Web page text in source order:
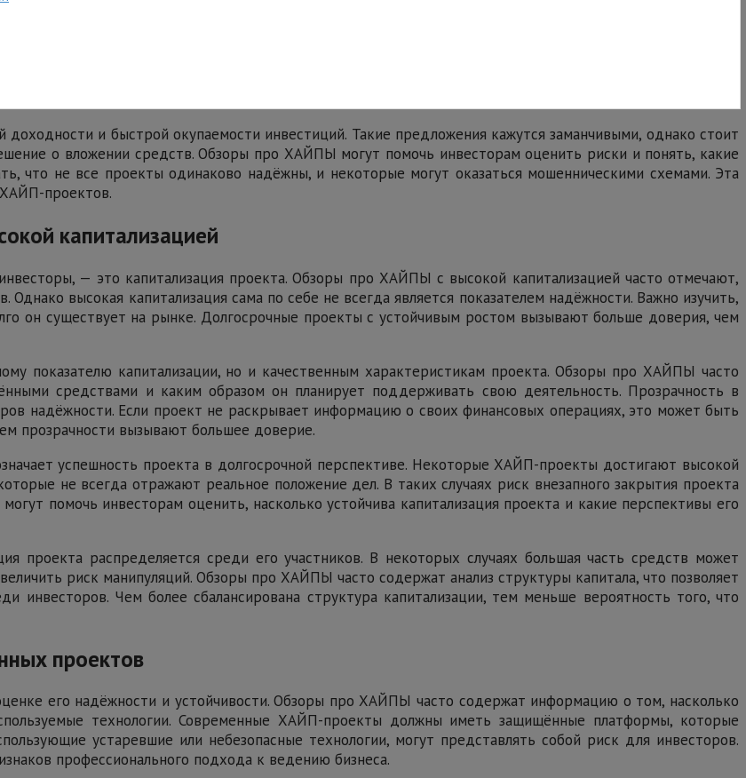
и быстрой окупаемости инвестиций. Такие предложения кажутся заманчивыми, однако стоит
о вложении средств. Обзоры про ХАЙПЫ могут помочь инвесторам оценить риски и понять, какие
что не все проекты одинаково надёжны, и некоторые могут оказаться мошенническими схемами. Эта
проектов.
капитализацией
— это капитализация проекта. Обзоры про ХАЙПЫ с высокой капитализацией часто отмечают,
высокая капитализация сама по себе не всегда является показателем надёжности. Важно изучить,
он существует на рынке. Долгосрочные проекты с устойчивым ростом вызывают больше доверия, чем
показателю капитализации, но и качественным характеристикам проекта. Обзоры про ХАЙПЫ часто
средствами и каким образом он планирует поддерживать свою деятельность. Прозрачность в
надёжности. Если проект не раскрывает информацию о своих финансовых операциях, это может быть
прозрачности вызывают большее доверие.
успешность проекта в долгосрочной перспективе. Некоторые ХАЙП-проекты достигают высокой
не всегда отражают реальное положение дел. В таких случаях риск внезапного закрытия проекта
помочь инвесторам оценить, насколько устойчива капитализация проекта и какие перспективы его
проекта распределяется среди его участников. В некоторых случаях большая часть средств может
риск манипуляций. Обзоры про ХАЙПЫ часто содержат анализ структуры капитала, что позволяет
инвесторов. Чем более сбалансирована структура капитализации, тем меньше вероятность того, что
проектов
его надёжности и устойчивости. Обзоры про ХАЙПЫ часто содержат информацию о том, насколько
технологии. Современные ХАЙП-проекты должны иметь защищённые платформы, которые
устаревшие или небезопасные технологии, могут представлять собой риск для инвесторов.
профессионального подхода к ведению бизнеса.